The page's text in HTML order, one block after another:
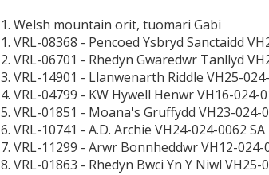
1. Welsh mountain orit, tuomari Gabi
1. VRL-08368 - Pencoed Ysbryd Sanctaidd
2. VRL-06701 - Rhedyn Gwaredwr Tanllyd
3. VRL-14901 - Llanwenarth Riddle VH25-
4. VRL-04799 - KW Hywell Henwr VH16-024-
5. VRL-01851 - Moana's Gruffydd VH23-024-
6. VRL-10741 - A.D. Archie VH24-024-0062 SA
7. VRL-11299 - Arwr Bonnheddwr VH12-024-
8. VRL-01863 - Rhedyn Bwci Yn Y Niwl VH25-